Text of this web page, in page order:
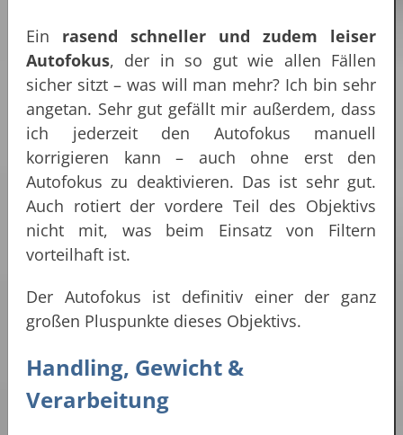
Ein rasend schneller und zudem leiser
Autofokus, der in so gut wie allen Fällen
sicher sitzt – was will man mehr? Ich bin sehr
angetan. Sehr gut gefällt mir außerdem, dass
ich jederzeit den Autofokus manuell
korrigieren kann – auch ohne erst den
Autofokus zu deaktivieren. Das ist sehr gut.
Auch rotiert der vordere Teil des Objektivs
nicht mit, was beim Einsatz von Filtern
vorteilhaft ist.
Der Autofokus ist definitiv einer der ganz
großen Pluspunkte dieses Objektivs.
Handling, Gewicht &
Verarbeitung